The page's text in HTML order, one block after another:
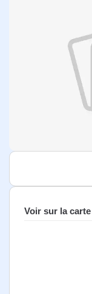
Voir sur la carte